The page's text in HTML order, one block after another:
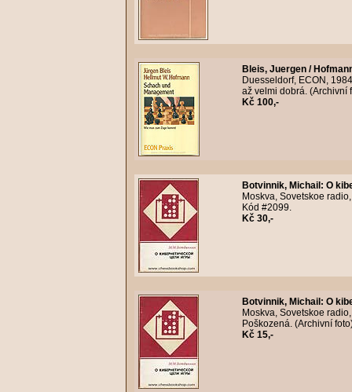
Bleis, Juergen /
Duesseldorf, ECON,
až velmi dobrá. (Archivní
Kč 100,-
Botvinnik, Michail : O
Moskva, Sovetskoe
Kód #2099.
Kč 30,-
Botvinnik, Michail : O
Moskva, Sovetskoe
Poškozená. (Archivní
Kč 15,-